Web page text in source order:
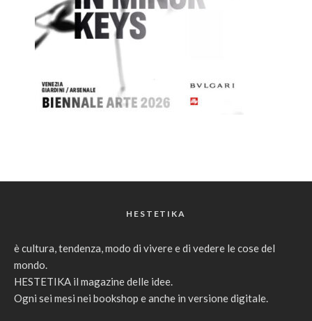
HESTETIKA
è cultura, tendenza, modo di vivere e di vedere le cose del
mondo.
HESTETIKA il magazine delle idee.
Ogni sei mesi nei bookshop e anche in versione digitale.